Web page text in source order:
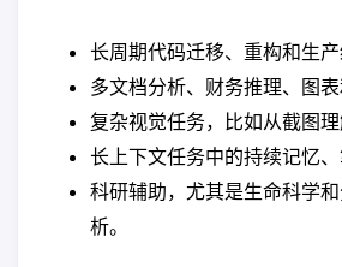
长周期代码迁移、重构和生产
多文档分析、财务推理、图表
复杂视觉任务，比如从截图理
长上下文任务中的持续记忆、
科研辅助，尤其是生命科学
析。